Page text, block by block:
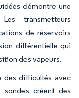
démontre une
transmetteurs
de réservoirs
différentielle qui
des vapeurs.
des difficultés avec
sondes créent des